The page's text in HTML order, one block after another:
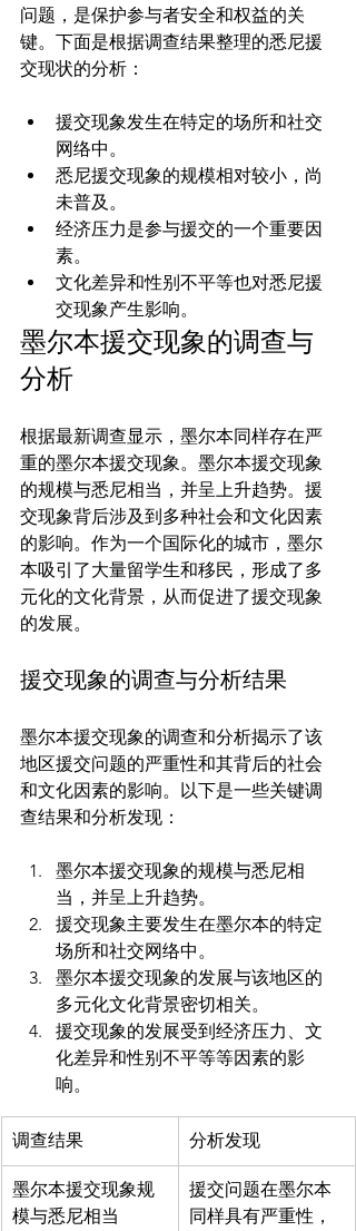
问题，是保护参与者安全和权益的关
键。下面是根据调查结果整理的悉尼援
援交现象发生在特定的场所和社交
网络中。
悉尼援交现象的规模相对较小，尚
未普及。
经济压力是参与援交的一个重要因
素。
文化差异和性别不平等也对悉尼援
交现象产生影响。
墨尔本援交现象的调查与
分析
根据最新调查显示，墨尔本同样存在严
重的墨尔本援交现象。墨尔本援交现象
的规模与悉尼相当，并呈上升趋势。援
交现象背后涉及到多种社会和文化因素
的影响。作为一个国际化的城市，墨尔
本吸引了大量留学生和移民，形成了多
元化的文化背景，从而促进了援交现象
援交现象的调查与分析结果
墨尔本援交现象的调查和分析揭示了该
地区援交问题的严重性和其背后的社会
和文化因素的影响。以下是一些关键调
墨尔本援交现象的规模与悉尼相
当，并呈上升趋势。
援交现象主要发生在墨尔本的特定
场所和社交网络中。
墨尔本援交现象的发展与该地区的
多元化文化背景密切相关。
援交现象的发展受到经济压力、文
化差异和性别不平等等因素的影
响。
调查结果 分析发现
墨尔本援交现象规
模与悉尼相当
援交问题在墨尔本
同样具有严重性，